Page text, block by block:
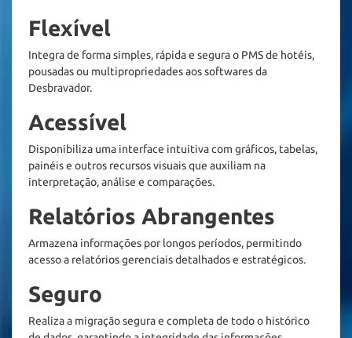
Flexível
Integra de forma simples, rápida e segura o PMS de hotéis,
pousadas ou multipropriedades aos softwares da
Desbravador.
Acessível
Disponibiliza uma interface intuitiva com gráficos, tabelas,
painéis e outros recursos visuais que auxiliam na
interpretação, análise e comparações.
Relatórios Abrangentes
Armazena informações por longos períodos, permitindo
acesso a relatórios gerenciais detalhados e estratégicos.
Seguro
Realiza a migração segura e completa de todo o histórico